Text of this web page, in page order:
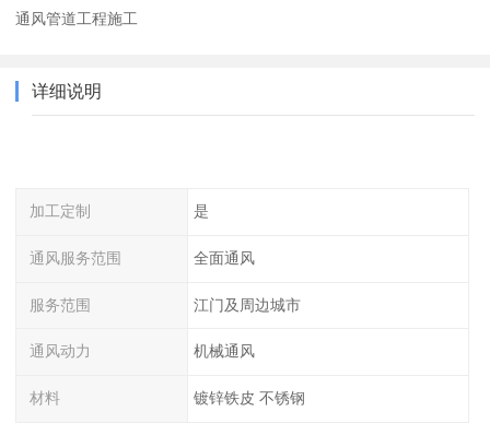
通风管道工程施工
详细说明
加工定制 是
通风服务范围 全面通风
服务范围 江门及周边城市
通风动力 机械通风
材料 镀锌铁皮 不锈钢